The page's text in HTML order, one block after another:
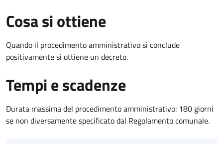
Cosa si ottiene
Quando il procedimento amministrativo si conclude
positivamente si ottiene un decreto.
Tempi e scadenze
Durata massima del procedimento amministrativo: 180 giorni
se non diversamente specificato dal Regolamento comunale.